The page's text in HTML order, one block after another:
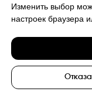
Изменить выбор
настроек браузера